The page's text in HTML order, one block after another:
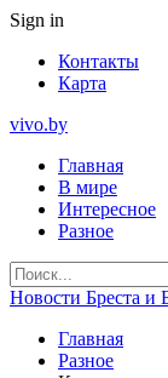
Sign in
Контакты
Карта
vivo.by
Главная
В мире
Интересное
Разное
Новости Бреста и
Главная
Разное